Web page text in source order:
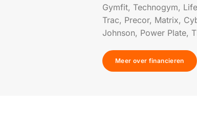
Gymfit, Technogym,
Trac, Precor, Matrix,
Johnson, Power Plate,
Meer over financieren